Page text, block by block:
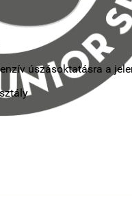
úszásoktatásra a